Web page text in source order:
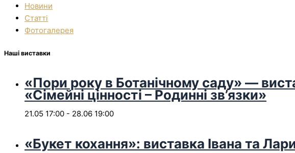
Новини
Статті
Фотогалерея
Наші виставки
«Пори року в Ботанічному саду» —
«Сімейні цінності – Родинні зв’язки»
21.05 17:00 - 28.06 19:00
«Букет кохання»: виставка Івана та